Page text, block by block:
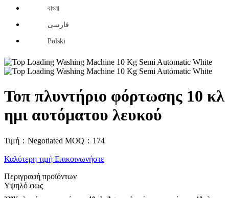
বাংলা
فارسی
Polski
Τοπ πλυντήριο φόρτωσης 10 κλ
ημι αυτόματου λευκού
Τιμή：Negotiated MOQ：174
Καλύτερη τιμή Επικοινωνήστε
Περιγραφή προϊόντων
Υψηλό φως